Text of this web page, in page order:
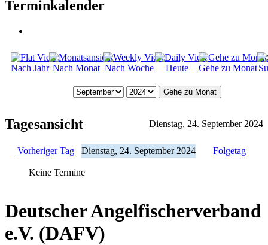
Terminkalender
Nach Jahr Nach Monat Nach Woche Heute Gehe zu Monat
Gehe zu Monat
Tagesansicht Dienstag, 24. September 2024
Vorheriger Tag Dienstag, 24. September 2024 Folgetag
Keine Termine
Deutscher Angelfischerverband
e.V. (DAFV)